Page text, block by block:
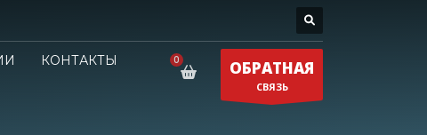
КОНТАКТЫ
ОБРАТНАЯ
СВЯЗЬ